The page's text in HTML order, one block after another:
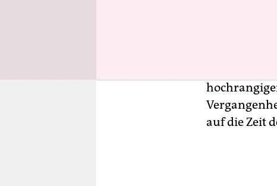
kritisieren
auf die Zeit